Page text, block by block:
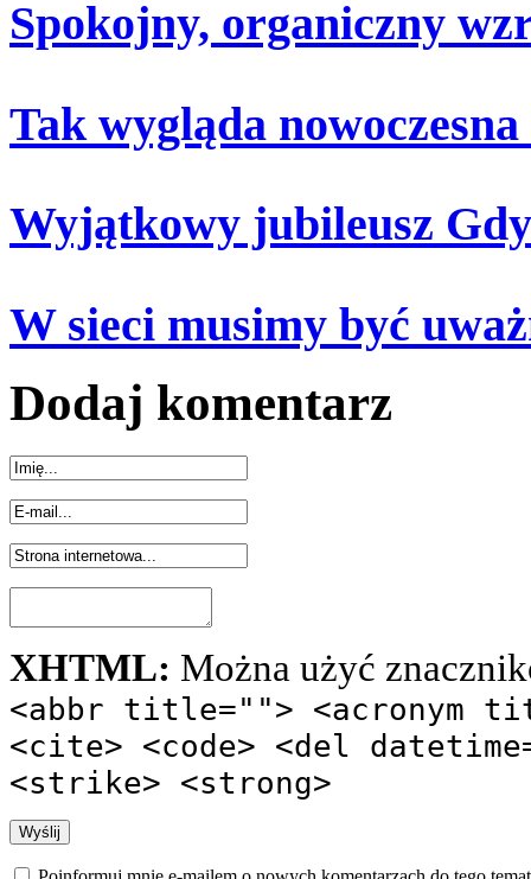
Spokojny, organiczny
Tak wygląda
Wyjątkowy jubileusz
W sieci musimy być
Dodaj komentarz
XHTML: Można użyć
<abbr title=""> <acronym
<cite> <code> <del
<strike> <strong>